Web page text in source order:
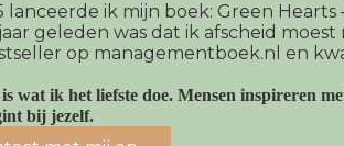
lanceerde ik mijn boek: Green Hearts
geleden was dat ik afscheid
op managementboek.nl en
wat ik het liefste doe. Mensen inspireren
bij jezelf.